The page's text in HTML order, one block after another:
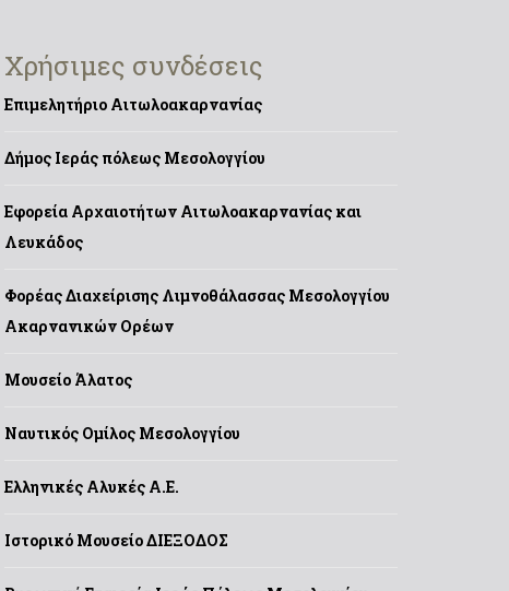
Χρήσιμες συνδέσεις
Επιμελητήριο Αιτωλοακαρνανίας
Δήμος Ιεράς πόλεως Μεσολογγίου
Εφορεία Αρχαιοτήτων Αιτωλοακαρνανίας και
Λευκάδος
Φορέας Διαχείρισης Λιμνοθάλασσας Μεσολογγίου
Ακαρνανικών Ορέων
Μουσείο Άλατος
Ναυτικός Ομίλος Μεσολογγίου
Ελληνικές Αλυκές Α.Ε.
Ιστορικό Μουσείο ΔΙΕΞΟΔΟΣ